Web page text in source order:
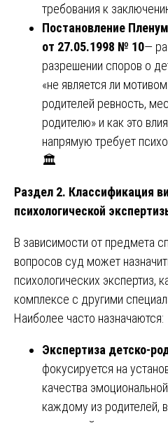
требования к
Постановление
от 27.05.1998 № 10—
разрешении споров о
«не является ли
родителей ревность,
родителю» и как это
напрямую требует
🏛️
Раздел 2. Классификация
психологической
В зависимости от предмета
вопросов суд может
психологических экспертиз,
комплексе с другими
Наиболее часто назначаются:
Экспертиза детско-
фокусируется на
качества
каждому из родителей,